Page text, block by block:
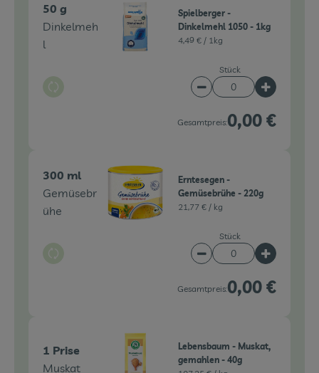
50 g
Dinkelmeh
l
Auswahl ändern
Spielberger -
Dinkelmehl 1050 - 1kg
4,49 € / 1kg
Stück
Artikelanzahl
Gesamtpreis:0,00 €
300 ml
Gemüsebr
ühe
Auswahl ändern
Erntesegen -
Gemüsebrühe - 220g
21,77 € / kg
Stück
Artikelanzahl
Gesamtpreis:0,00 €
1 Prise
Muskat
Lebensbaum - Muskat,
gemahlen - 40g